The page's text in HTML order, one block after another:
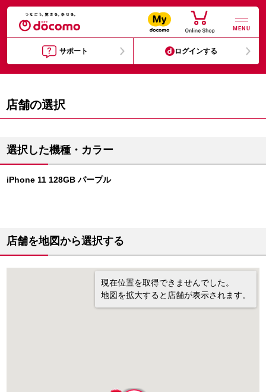
MENU
サポート ログインする
店舗の選択
選択した機種・カラー
iPhone 11 128GB パープル
店舗を地図から選択する
現在位置を取得できませんでした。
地図を拡大すると店舗が表示されます。